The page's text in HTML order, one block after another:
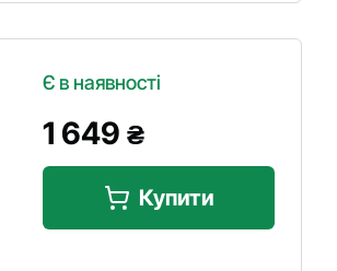
Є в наявності
1 649 ₴
Купити